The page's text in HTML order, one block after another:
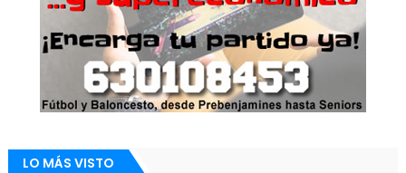
LO MÁS VISTO